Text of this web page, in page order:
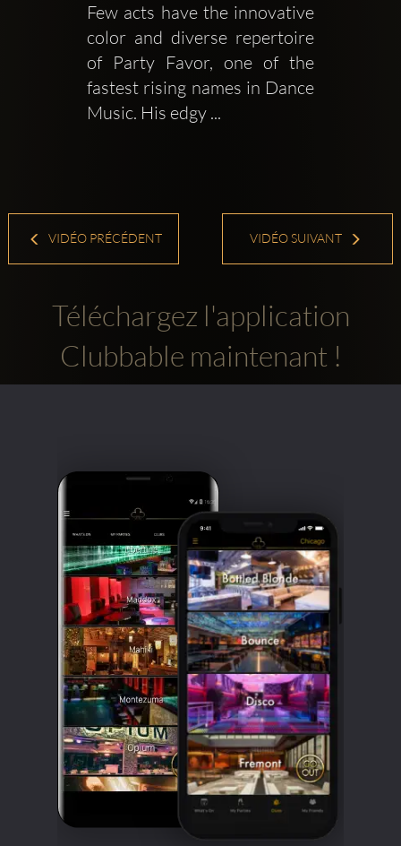
Few acts have the innovative
color and diverse repertoire
of Party Favor, one of the
fastest rising names in Dance
Music. His edgy ...
VIDÉO PRÉCÉDENT VIDÉO SUIVANT
Téléchargez l'application
Clubbable maintenant !